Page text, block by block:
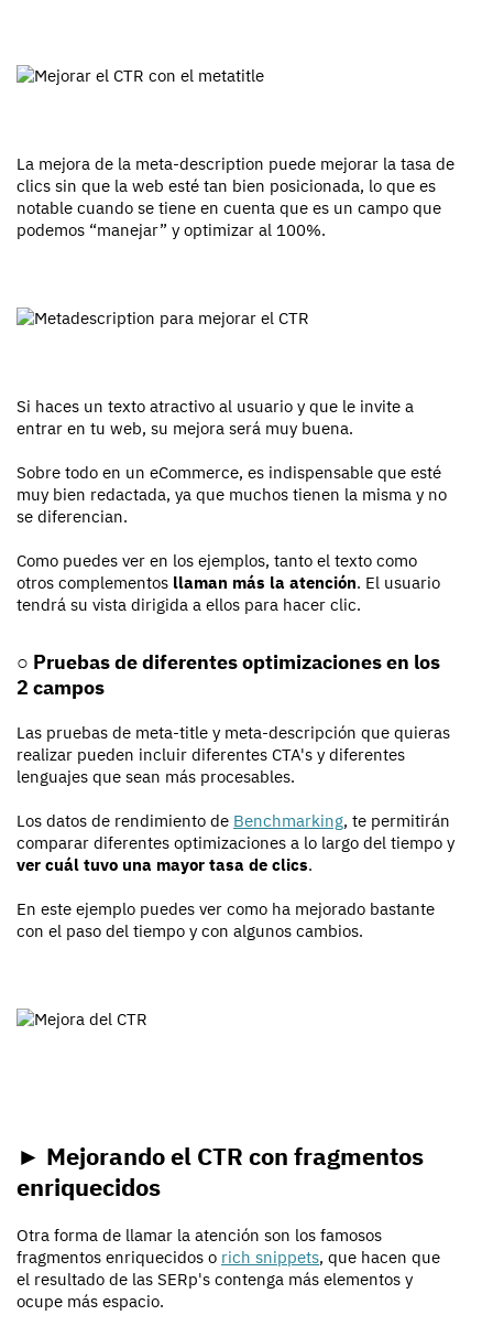
La mejora de la meta-description puede mejorar la tasa de
clics sin que la web esté tan bien posicionada, lo que es
notable cuando se tiene en cuenta que es un campo que
podemos “manejar” y optimizar al 100%.
Si haces un texto atractivo al usuario y que le invite a
entrar en tu web, su mejora será muy buena.
Sobre todo en un eCommerce, es indispensable que esté
muy bien redactada, ya que muchos tienen la misma y no
se diferencian.
Como puedes ver en los ejemplos, tanto el texto como
otros complementos llaman más la atención. El usuario
tendrá su vista dirigida a ellos para hacer clic.
○ Pruebas de diferentes optimizaciones en los
2 campos
Las pruebas de meta-title y meta-descripción que quieras
realizar pueden incluir diferentes CTA's y diferentes
lenguajes que sean más procesables.
Los datos de rendimiento de Benchmarking, te permitirán
comparar diferentes optimizaciones a lo largo del tiempo y
ver cuál tuvo una mayor tasa de clics.
En este ejemplo puedes ver como ha mejorado bastante
con el paso del tiempo y con algunos cambios.
► Mejorando el CTR con fragmentos
enriquecidos
Otra forma de llamar la atención son los famosos
fragmentos enriquecidos o rich snippets, que hacen que
el resultado de las SERp's contenga más elementos y
ocupe más espacio.